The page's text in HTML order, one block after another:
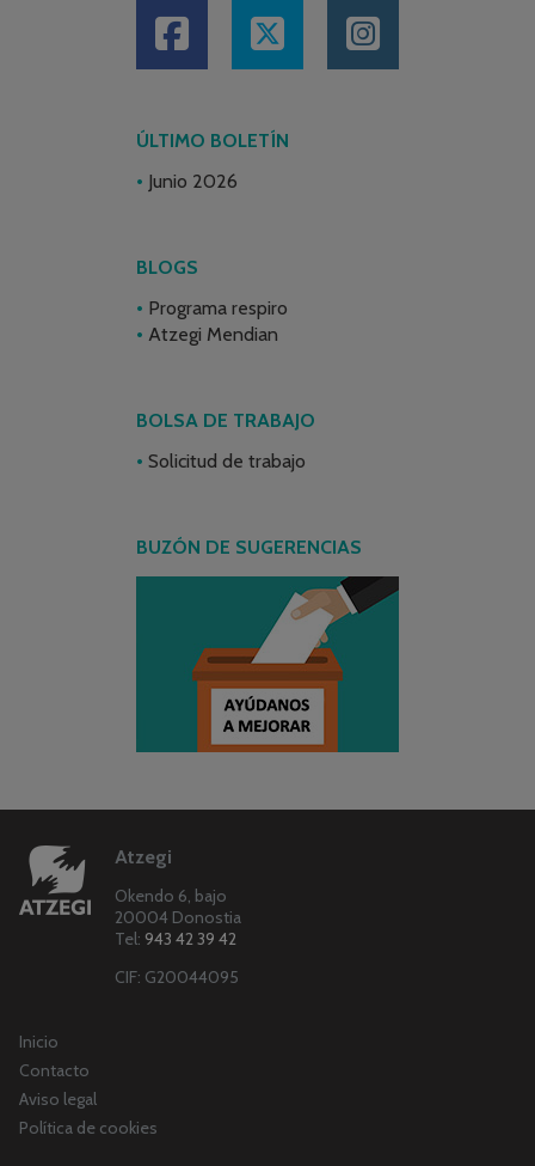
ÚLTIMO BOLETÍN
Junio 2026
BLOGS
Programa respiro
Atzegi Mendian
BOLSA DE TRABAJO
Solicitud de trabajo
BUZÓN DE SUGERENCIAS
Atzegi
Okendo 6, bajo
20004 Donostia
Tel: 943 42 39 42
CIF: G20044095
Inicio
Contacto
Aviso legal
Política de cookies